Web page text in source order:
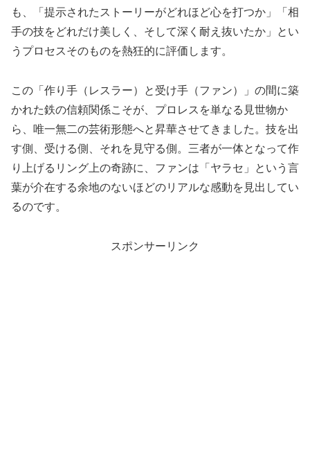
も、「提示されたストーリーがどれほど心を打つか」「相
手の技をどれだけ美しく、そして深く耐え抜いたか」とい
うプロセスそのものを熱狂的に評価します。
この「作り手（レスラー）と受け手（ファン）」の間に築
かれた鉄の信頼関係こそが、プロレスを単なる見世物か
ら、唯一無二の芸術形態へと昇華させてきました。技を出
す側、受ける側、それを見守る側。三者が一体となって作
り上げるリング上の奇跡に、ファンは「ヤラセ」という言
葉が介在する余地のないほどのリアルな感動を見出してい
るのです。
スポンサーリンク